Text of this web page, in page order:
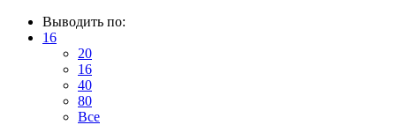
Выводить по:
16
20
16
40
80
Все